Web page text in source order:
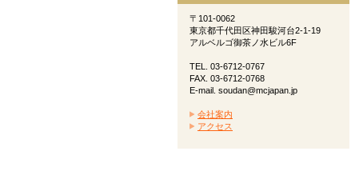
〒101-0062
東京都千代田区神田駿河台2-1-19
アルベルゴ御茶ノ水ビル6F
TEL. 03-6712-0767
FAX. 03-6712-0768
E-mail. soudan@mcjapan.jp
会社案内
アクセス